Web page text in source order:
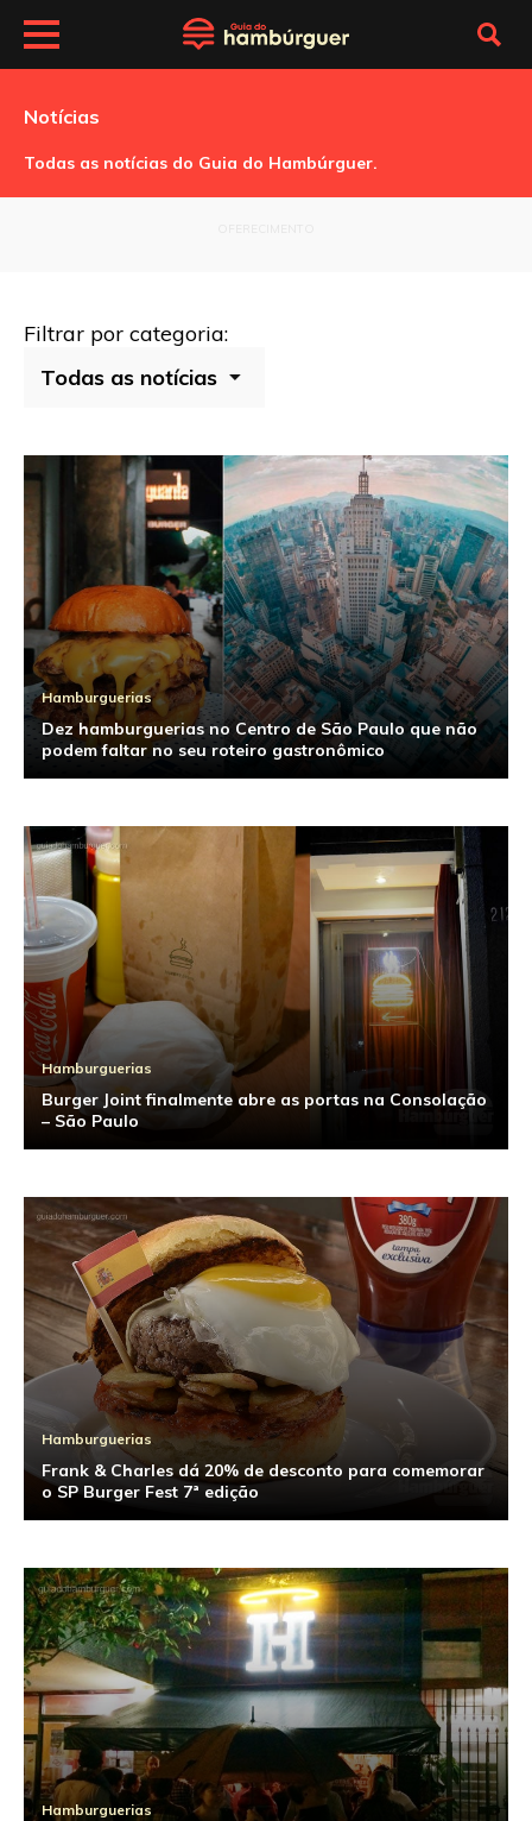
Notícias
Todas as notícias do Guia do Hambúrguer.
Filtrar por categoria:
Hamburguerias
Dez hamburguerias no Centro de São Paulo que não
podem faltar no seu roteiro gastronômico
Hamburguerias
Burger Joint finalmente abre as portas na Consolação
– São Paulo
Hamburguerias
Frank & Charles dá 20% de desconto para comemorar
o SP Burger Fest 7ª edição
Hamburguerias